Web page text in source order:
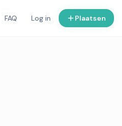
FAQ Log in Plaatsen